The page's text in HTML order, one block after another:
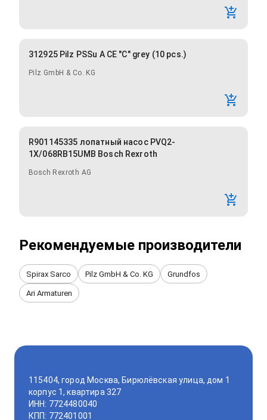
312925 Pilz PSSu A CE "C" grey (10 pcs.)
Pilz GmbH & Co. KG
R901145335 лопатный насос PVQ2-
1X/068RB15UMB Bosch Rexroth
Bosch Rexroth AG
Рекомендуемые производители
Spirax Sarco Pilz GmbH & Co. KG Grundfos
Ari Armaturen
115404, город Москва, Бирюлёвская улица, дом 1
корпус 1, квартира 327
ИНН: 7724480040
КПП: 772401001